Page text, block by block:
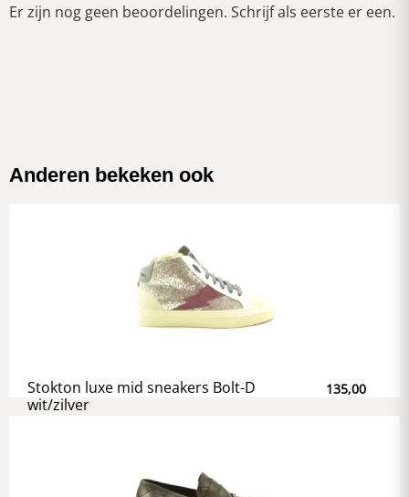
Er zijn nog geen beoordelingen. Schrijf als eerste er een.
Anderen bekeken ook
Stokton luxe mid sneakers Bolt-D
wit/zilver
135,00